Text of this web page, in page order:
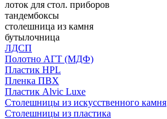
лоток для стол. приборов
тандембоксы
столешница из камня
бутылочница
ЛДСП
Полотно АГТ (МДФ)
Пластик HPL
Пленка ПВХ
Пластик Alvic Luxe
Столешницы из искусственного камня
Столешницы из пластика